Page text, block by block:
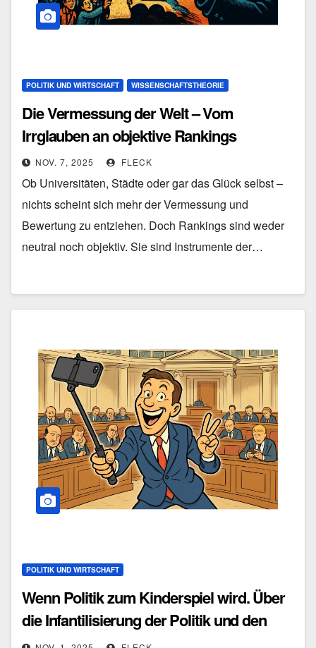
POLITIK UND WIRTSCHAFT WISSENSCHAFTSTHEORIE
Die Vermessung der Welt – Vom
Irrglauben an objektive Rankings
NOV. 7, 2025 FLECK
Ob Universitäten, Städte oder gar das Glück selbst –
nichts scheint sich mehr der Vermessung und
Bewertung zu entziehen. Doch Rankings sind weder
neutral noch objektiv. Sie sind Instrumente der…
POLITIK UND WIRTSCHAFT
Wenn Politik zum Kinderspiel wird. Über
die Infantilisierung der Politik und den
Zerfall gesellschaftlicher Reife